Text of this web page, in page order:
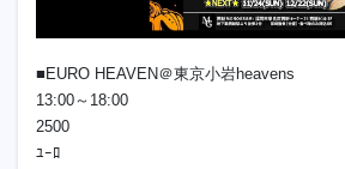
■EURO HEAVEN＠東京小岩heavens
13:00～18:00
2500
ﾕｰﾛ